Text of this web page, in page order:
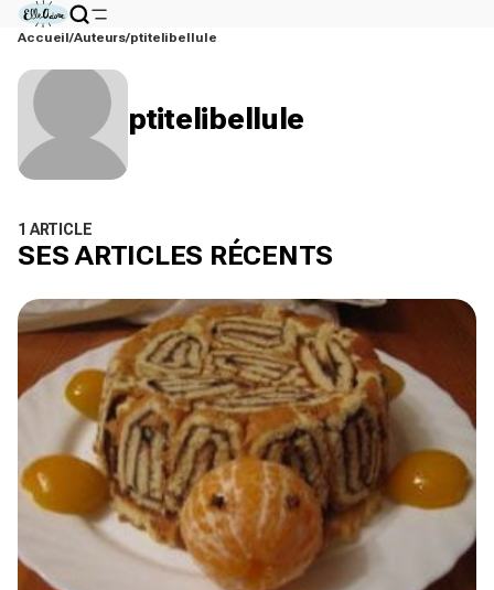
Accueil Auteurs ptitelibellule
ptitelibellule
1 ARTICLE
SES ARTICLES RÉCENTS